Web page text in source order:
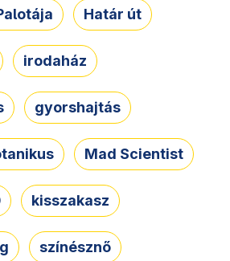
Határ út
irodaház
gyorshajtás
Mad Scientist
kisszakasz
színésznő